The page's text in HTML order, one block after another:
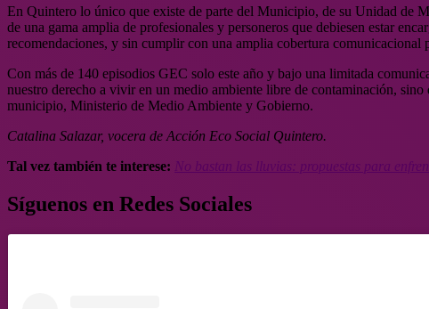
En Quintero lo único que existe de parte del Municipio, de su Unidad de
de una gama amplia de profesionales y personeros que debiesen estar
recomendaciones, y sin cumplir con una amplia cobertura comunicacional
Con más de 140 episodios GEC solo este año y bajo una limitada
nuestro derecho a vivir en un medio ambiente libre de contaminación,
municipio, Ministerio de Medio Ambiente y Gobierno.
Catalina Salazar, vocera de Acción Eco Social Quintero.
Tal vez también te interese: No bastan las lluvias: propuestas para
Síguenos en Redes Sociales